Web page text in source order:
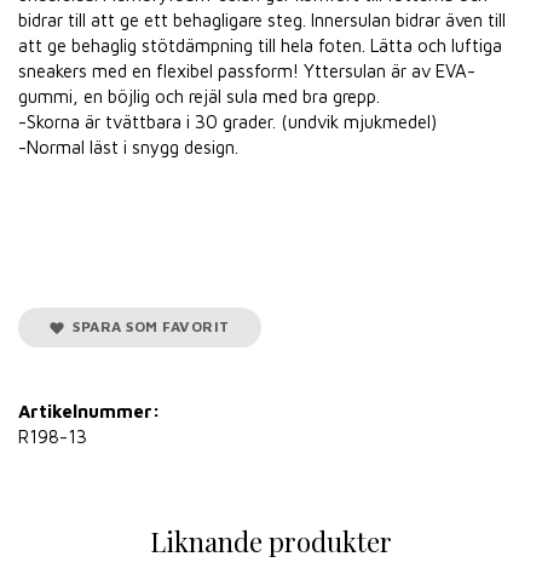
bidrar till att ge ett behagligare steg. Innersulan bidrar även till
att ge behaglig stötdämpning till hela foten. Lätta och luftiga
sneakers med en flexibel passform! Yttersulan är av EVA-
gummi, en böjlig och rejäl sula med bra grepp.
-Skorna är tvättbara i 30 grader. (undvik mjukmedel)
-Normal läst i snygg design.
SPARA SOM FAVORIT
Artikelnummer:
R198-13
Liknande produkter